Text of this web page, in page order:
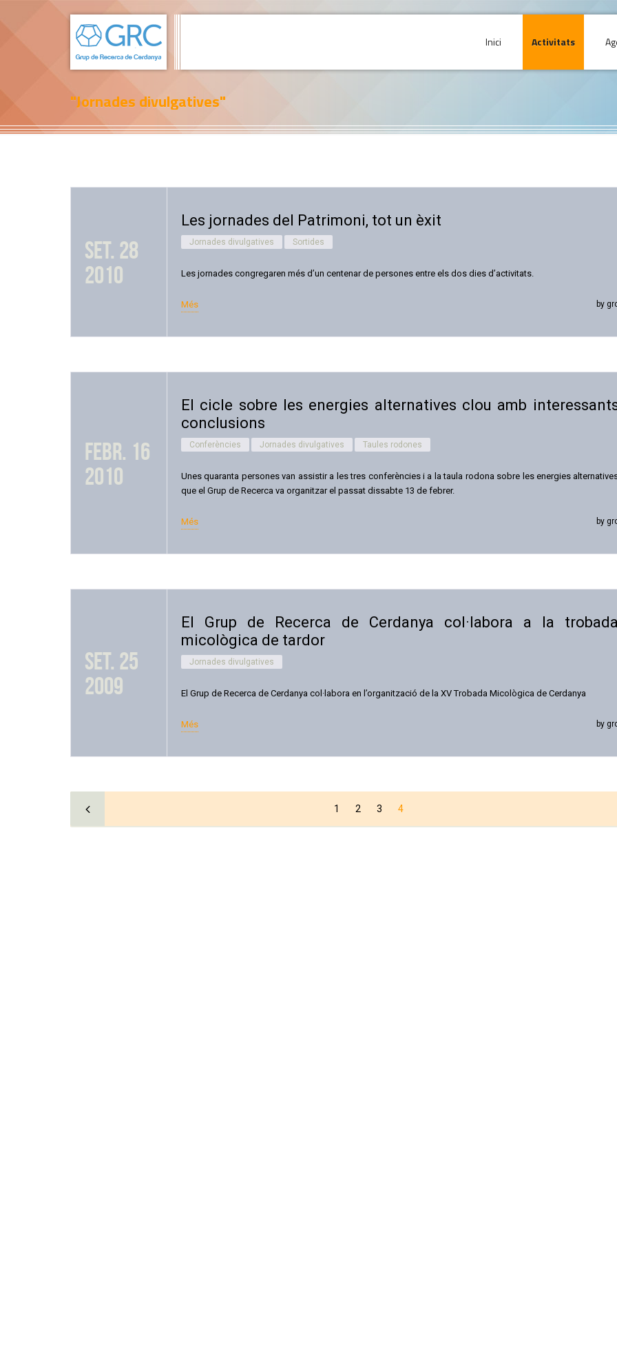
Inici Activitats
"Jornades divulgatives"
set. 28
2010
Les jornades del Patrimoni, tot un èxit
Jornades divulgatives Sortides
Les jornades congregaren més d’un centenar de persones entre els dos dies d’activitats.
Més by
febr. 16
2010
El cicle sobre les energies alternatives clou amb
conclusions
Conferències Jornades divulgatives Taules rodones
Unes quaranta persones van assistir a les tres conferències i a la taula rodona sobre les energies
que el Grup de Recerca va organitzar el passat dissabte 13 de febrer.
Més by
set. 25
2009
El Grup de Recerca de Cerdanya col·labora a la
micològica de tardor
Jornades divulgatives
El Grup de Recerca de Cerdanya col·labora en l’organització de la XV Trobada Micològica de Cerdanya
Més by
1 2 3 4